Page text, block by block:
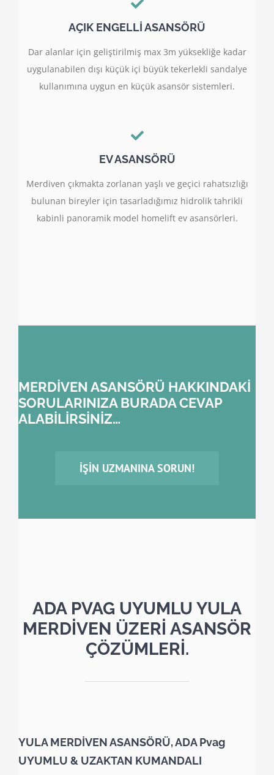
AÇIK ENGELLİ ASANSÖRÜ
Dar alanlar için geliştirilmiş max 3m yüksekliğe kadar
uygulanabilen dışı küçük içi büyük tekerlekli sandalye
kullanımına uygun en küçük asansör sistemleri.
EV ASANSÖRÜ
Merdiven çıkmakta zorlanan yaşlı ve geçici rahatsızlığı
bulunan bireyler için tasarladığımız hidrolik tahrikli
kabinli panoramik model homelift ev asansörleri.
MERDİVEN ASANSÖRÜ HAKKINDAKİ
SORULARINIZA BURADA CEVAP
ALABİLİRSİNİZ…
İŞIN UZMANINA SORUN!
ADA PVAG UYUMLU YULA
MERDİVEN ÜZERİ ASANSÖR
ÇÖZÜMLERİ.
YULA MERDİVEN ASANSÖRÜ, ADA Pvag
UYUMLU & UZAKTAN KUMANDALI